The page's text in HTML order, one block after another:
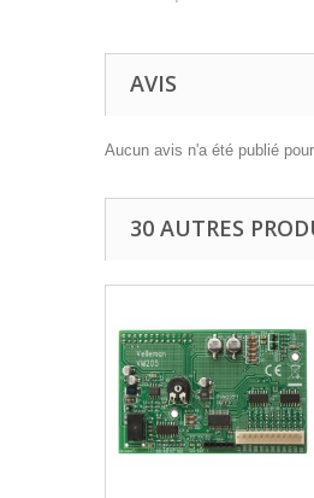
AVIS
Aucun avis n'a été publié
30 AUTRES